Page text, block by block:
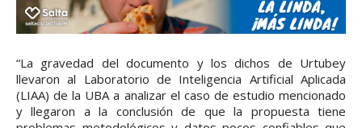
“La gravedad del documento y los dichos de Urtubey
llevaron al Laboratorio de Inteligencia Artificial Aplicada
(LIAA) de la UBA a analizar el caso de estudio mencionado
y llegaron a la conclusión de que la propuesta tiene